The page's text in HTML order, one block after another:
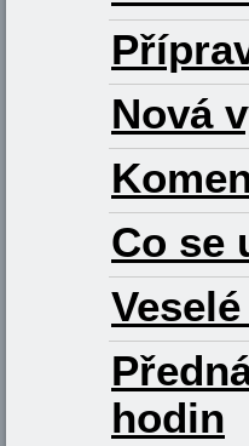
Nová
Co se
hodin